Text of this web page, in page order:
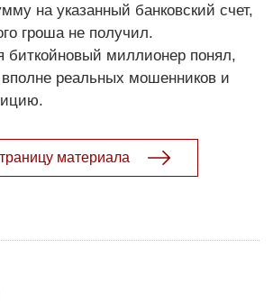
на указанный банковский счет,
гроша не получил.
биткойновый миллионер понял,
вполне реальных мошенников и
материала